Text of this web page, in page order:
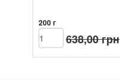
200 г
638,00грн
Beautyhall
ALGO
Enzymatic